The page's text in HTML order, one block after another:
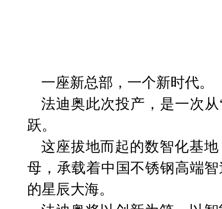
一座新总部，一个新时代。
法迪奥此次投产，是一次
跃。
这座拔地而起的数智化基
母，承载着中国不锈钢高端
的星辰大海。